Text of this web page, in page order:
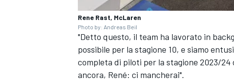
Rene Rast, McLaren
Photo by: Andreas Beil
"Detto questo, il team ha lavorato in
possibile per la stagione 10, e siamo
completa di piloti per la stagione 2023/24
ancora, René: ci mancherai".